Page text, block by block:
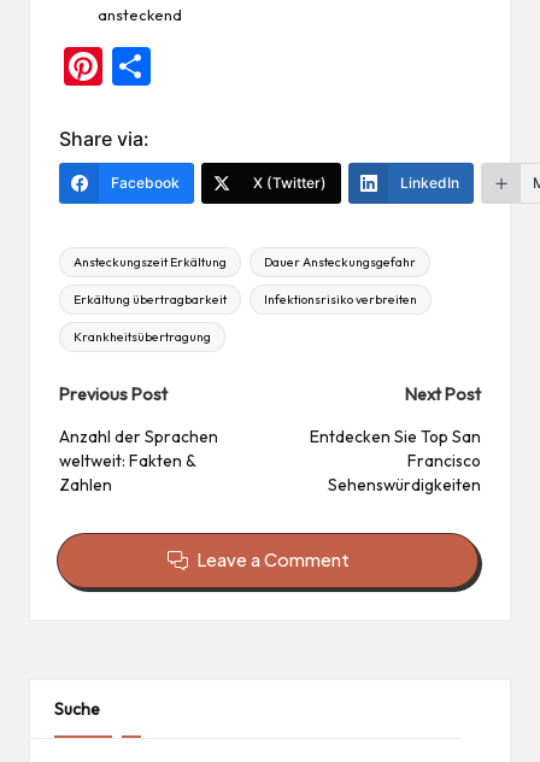
ansteckend
Pi
er
es
t
Share via:
Facebook X (Twitter) LinkedIn
Tags:
Ansteckungszeit Erkältung Dauer Ansteckungsgefahr
Erkältung übertragbarkeit Infektionsrisiko verbreiten
Krankheitsübertragung
Post
navigation
Previous Post
Anzahl der Sprachen
weltweit: Fakten &
Zahlen
Next Post
Entdecken Sie Top San
Francisco
Sehenswürdigkeiten
Leave a Comment
Suche